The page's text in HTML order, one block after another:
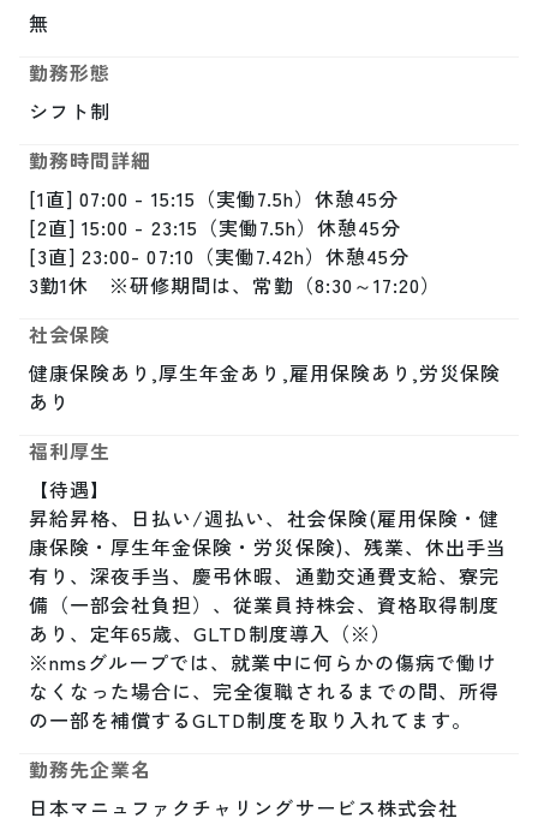
無
勤務形態
シフト制
勤務時間詳細
[1直] 07:00 - 15:15（実働7.5h）休憩45分
[2直] 15:00 - 23:15（実働7.5h）休憩45分
[3直] 23:00- 07:10（実働7.42h）休憩45分
3勤1休　※研修期間は、常勤（8:30～17:20）
社会保険
健康保険あり,厚生年金あり,雇用保険あり,労災保険
あり
福利厚生
【待遇】
昇給昇格、日払い/週払い、社会保険(雇用保険・健
康保険・厚生年金保険・労災保険)、残業、休出手当
有り、深夜手当、慶弔休暇、通勤交通費支給、寮完
備（一部会社負担）、従業員持株会、資格取得制度
あり、定年65歳、GLTD制度導入（※）
※nmsグループでは、就業中に何らかの傷病で働け
なくなった場合に、完全復職されるまでの間、所得
の一部を補償するGLTD制度を取り入れてます。
勤務先企業名
日本マニュファクチャリングサービス株式会社